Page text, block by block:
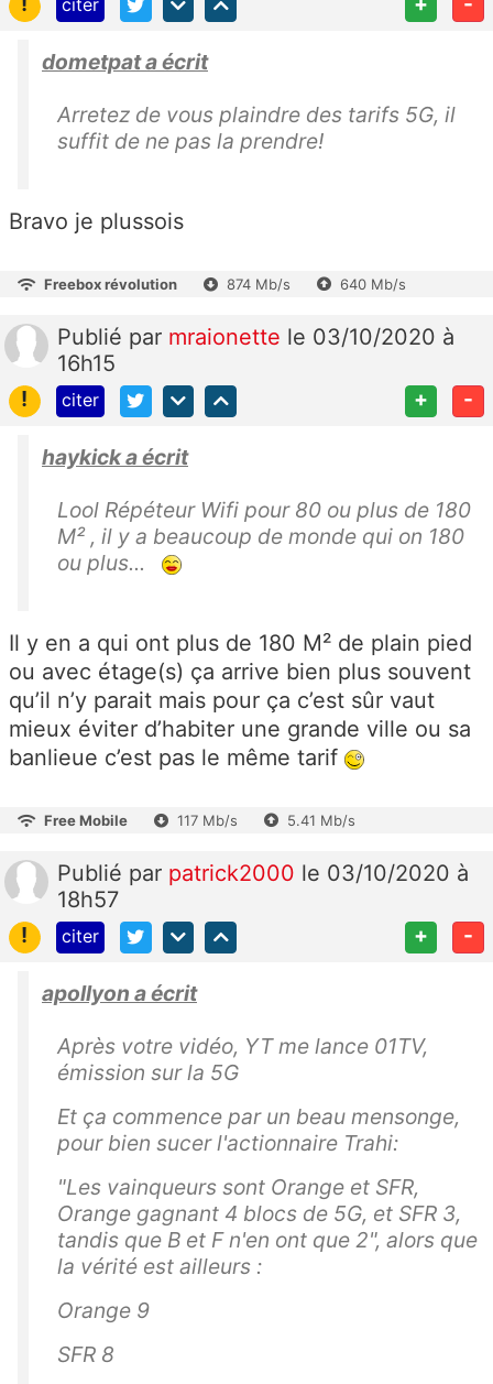
citer
dometpat a écrit
Arretez de vous plaindre des tarifs 5G, il
suffit de ne pas la prendre!
Bravo je plussois
Freebox révolution 874 Mb/s 640 Mb/s
Publié par mraionette le 03/10/2020 à
16h15
!
citer + -
haykick a écrit
Lool Répéteur Wifi pour 80 ou plus de 180
M² , il y a beaucoup de monde qui on 180
ou plus...
Il y en a qui ont plus de 180 M² de plain pied
ou avec étage(s) ça arrive bien plus souvent
qu’il n’y parait mais pour ça c’est sûr vaut
mieux éviter d’habiter une grande ville ou sa
banlieue c’est pas le même tarif
Free Mobile 117 Mb/s 5.41 Mb/s
Publié par patrick2000 le 03/10/2020 à
18h57
!
citer + -
apollyon a écrit
Après votre vidéo, YT me lance 01TV,
émission sur la 5G
Et ça commence par un beau mensonge,
pour bien sucer l'actionnaire Trahi:
"Les vainqueurs sont Orange et SFR,
Orange gagnant 4 blocs de 5G, et SFR 3,
tandis que B et F n'en ont que 2", alors que
la vérité est ailleurs :
Orange 9
SFR 8